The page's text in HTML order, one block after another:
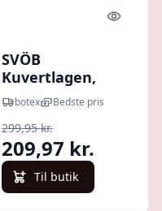
Quick
SVÖB
Kuvertlagen,
Blue 140x200x8
cm
botex Bedste pris
299,95 kr.
209,97 kr.
Til butik